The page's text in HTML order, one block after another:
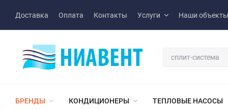
Доставка Оплата Контакты Услуги Наши объекты
БРЕНДЫ КОНДИЦИОНЕРЫ ТЕПЛОВЫЕ НАСОСЫ